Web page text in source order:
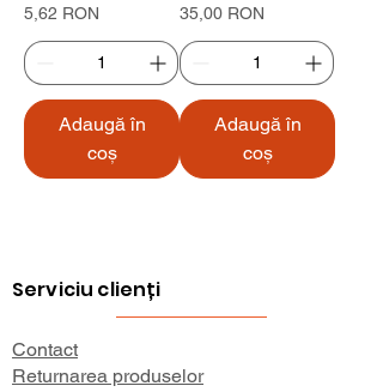
Preț
5,62 RON
Adaugă în
coș
Preț
35,00 RON
Adaugă în
coș
Serviciu clienți
Contact
Returnarea produselor